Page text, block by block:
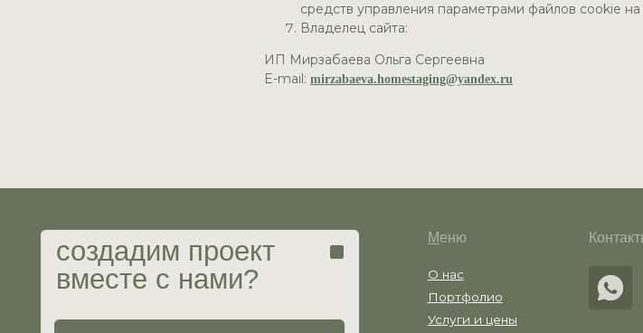
средств управления параметрами файлов cookie на
Владелец сайта:
ИП Мирзабаева Ольга Сергеевна
E-mail: mirzabaeva.homestaging@yandex.ru
ИП Мирзабаева Ольга Сергеевна
ИНН 482417261804 Разработка сайта
Меню
Вопрос-ответ